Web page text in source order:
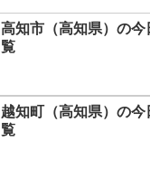
高知市（高知県）の
覧
越知町（高知県）の
覧